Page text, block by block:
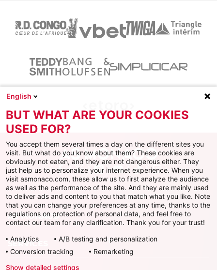
Facebook
X Instagram
YoutubeTikTokTwitch
AS MONACO
SERVICES
English
BUT WHAT ARE YOUR COOKIES
USED FOR?
You accept them several times a day on the different sites you
visit. But what do you know about them? These cookies are
obviously not eaten, and they are not dangerous either. They
just help us to personalize your internet experience. When you
visit asmonaco.com, these allow us to first analyze the audience
as well as the performance of the site. And they are mainly used
to deliver ads and content to you that match what you like. Note
that you can change your preferences at any time, thanks to the
regulations on protection of personal data, and feel free to
contact our team for any clarification. Thank you for your trust!
Analytics
A/B testing and personalization
Conversion tracking
Remarketing
Show detailed settings